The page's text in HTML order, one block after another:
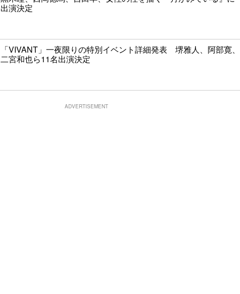
出演決定
「VIVANT」一夜限りの特別イベント詳細発表 堺雅人、阿部寛、
二宮和也ら11名出演決定
ADVERTISEMENT